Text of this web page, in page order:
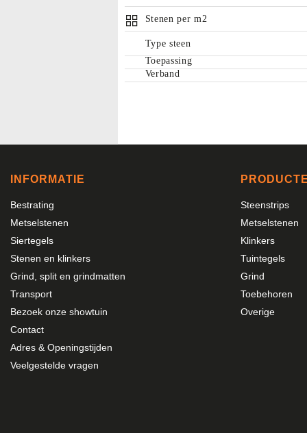
Stenen per m2
Type steen
Toepassing
Verband
INFORMATIE
Bestrating
Metselstenen
Siertegels
Stenen en klinkers
Grind, split en grindmatten
Transport
Bezoek onze showtuin
Contact
Adres & Openingstijden
Veelgestelde vragen
Steenstrips
Metselstenen
Klinkers
Tuintegels
Grind
Toebehoren
Overige